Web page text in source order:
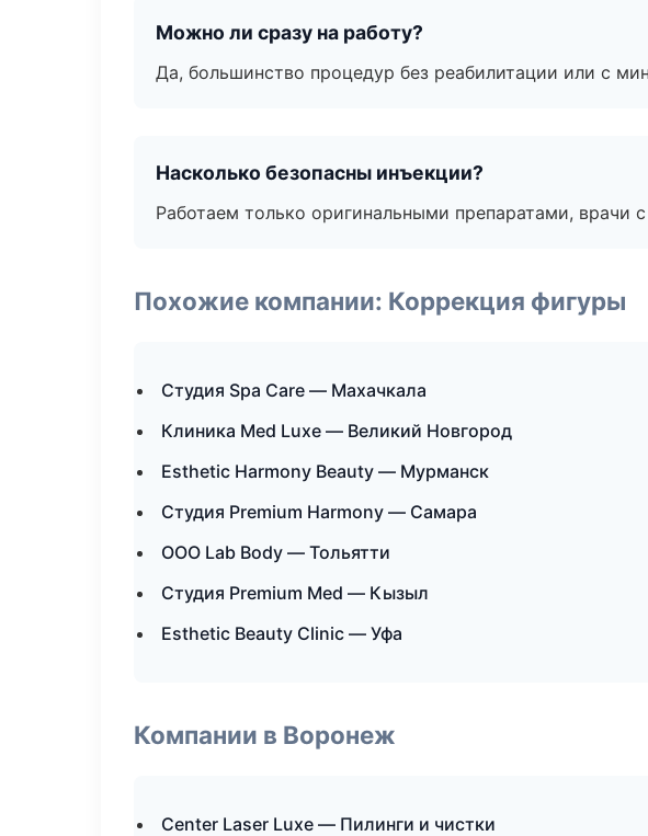
Можно ли сразу на работу?
Да, большинство процедур без реабилитации или с
Насколько безопасны инъекции?
Работаем только оригинальными препаратами,
Похожие компании: Коррекция фигуры
Студия Spa Care — Махачкала
Клиника Med Luxe — Великий Новгород
Esthetic Harmony Beauty — Мурманск
Студия Premium Harmony — Самара
ООО Lab Body — Тольятти
Студия Premium Med — Кызыл
Esthetic Beauty Clinic — Уфа
Компании в Воронеж
Center Laser Luxe — Пилинги и чистки